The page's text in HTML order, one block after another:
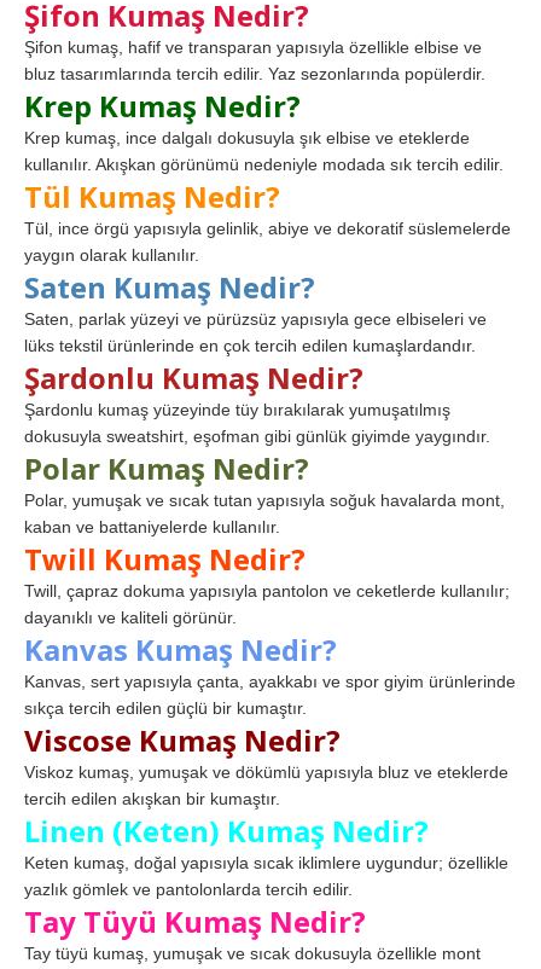
Şifon Kumaş Nedir?
Şifon kumaş, hafif ve transparan yapısıyla özellikle elbise ve
bluz tasarımlarında tercih edilir. Yaz sezonlarında popülerdir.
Krep Kumaş Nedir?
Krep kumaş, ince dalgalı dokusuyla şık elbise ve eteklerde
kullanılır. Akışkan görünümü nedeniyle modada sık tercih edilir.
Tül Kumaş Nedir?
Tül, ince örgü yapısıyla gelinlik, abiye ve dekoratif süslemelerde
yaygın olarak kullanılır.
Saten Kumaş Nedir?
Saten, parlak yüzeyi ve pürüzsüz yapısıyla gece elbiseleri ve
lüks tekstil ürünlerinde en çok tercih edilen kumaşlardandır.
Şardonlu Kumaş Nedir?
Şardonlu kumaş yüzeyinde tüy bırakılarak yumuşatılmış
dokusuyla sweatshirt, eşofman gibi günlük giyimde yaygındır.
Polar Kumaş Nedir?
Polar, yumuşak ve sıcak tutan yapısıyla soğuk havalarda mont,
kaban ve battaniyelerde kullanılır.
Twill Kumaş Nedir?
Twill, çapraz dokuma yapısıyla pantolon ve ceketlerde kullanılır;
dayanıklı ve kaliteli görünür.
Kanvas Kumaş Nedir?
Kanvas, sert yapısıyla çanta, ayakkabı ve spor giyim ürünlerinde
sıkça tercih edilen güçlü bir kumaştır.
Viscose Kumaş Nedir?
Viskoz kumaş, yumuşak ve dökümlü yapısıyla bluz ve eteklerde
tercih edilen akışkan bir kumaştır.
Linen (Keten) Kumaş Nedir?
Keten kumaş, doğal yapısıyla sıcak iklimlere uygundur; özellikle
yazlık gömlek ve pantolonlarda tercih edilir.
Tay Tüyü Kumaş Nedir?
Tay tüyü kumaş, yumuşak ve sıcak dokusuyla özellikle mont